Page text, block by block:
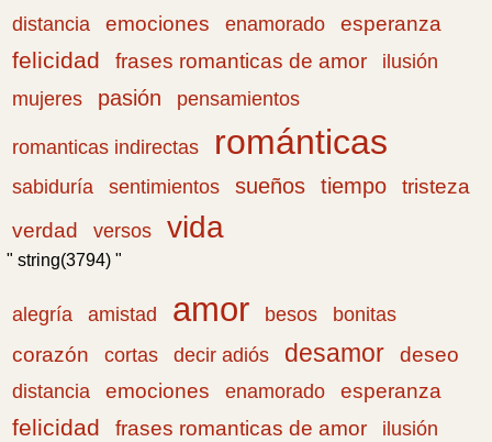
distancia emociones enamorado esperanza
felicidad frases romanticas de amor
ilusión
mujeres
pasión pensamientos
romanticas indirectas románticas
sabiduría sentimientos sueños tiempo
tristeza
verdad
versos vida
" string(3794) "
alegría amistad amor besos
bonitas
corazón
cortas decir adiós desamor deseo
distancia emociones enamorado esperanza
felicidad frases romanticas de amor
ilusión